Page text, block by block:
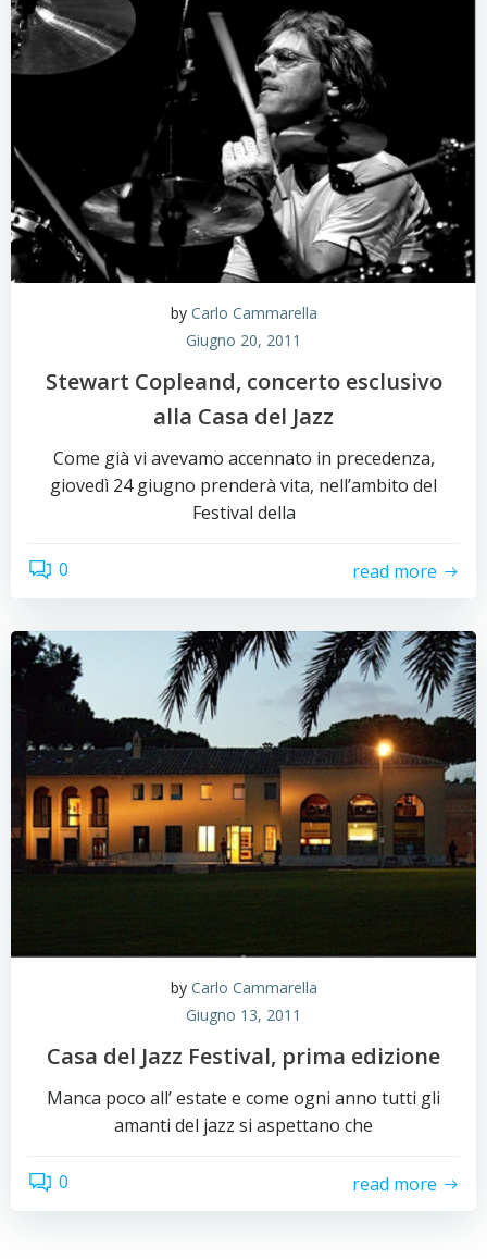
by Carlo Cammarella
Giugno 20, 2011
Stewart Copleand, concerto esclusivo
alla Casa del Jazz
Come già vi avevamo accennato in precedenza,
giovedì 24 giugno prenderà vita, nell’ambito del
Festival della
0 read more
by Carlo Cammarella
Giugno 13, 2011
Casa del Jazz Festival, prima edizione
Manca poco all’ estate e come ogni anno tutti gli
amanti del jazz si aspettano che
0 read more